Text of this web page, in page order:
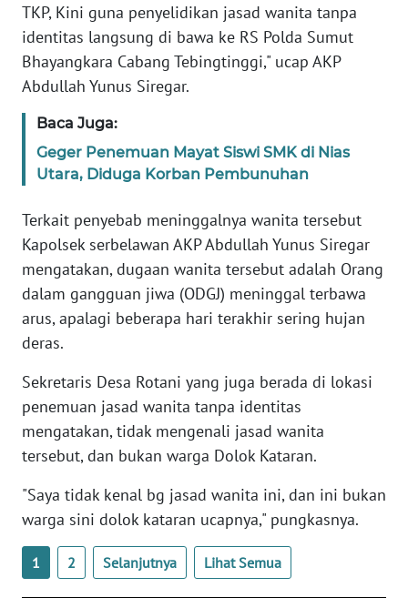
TKP, Kini guna penyelidikan jasad wanita tanpa
identitas langsung di bawa ke RS Polda Sumut
Bhayangkara Cabang Tebingtinggi," ucap AKP
Abdullah Yunus Siregar.
Baca Juga:
Geger Penemuan Mayat Siswi SMK di Nias
Utara, Diduga Korban Pembunuhan
Terkait penyebab meninggalnya wanita tersebut
Kapolsek serbelawan AKP Abdullah Yunus Siregar
mengatakan, dugaan wanita tersebut adalah Orang
dalam gangguan jiwa (ODGJ) meninggal terbawa
arus, apalagi beberapa hari terakhir sering hujan
deras.
Sekretaris Desa Rotani yang juga berada di lokasi
penemuan jasad wanita tanpa identitas
mengatakan, tidak mengenali jasad wanita
tersebut, dan bukan warga Dolok Kataran.
"Saya tidak kenal bg jasad wanita ini, dan ini bukan
warga sini dolok kataran ucapnya," pungkasnya.
1 2 Selanjutnya Lihat Semua
WN
BENGKULU
WN
LAMPUNG
WN
JATENG
WN
NUSANTARA
WN
JOGJA
JATIM
WN
BALI
WN
KALBAR
WN